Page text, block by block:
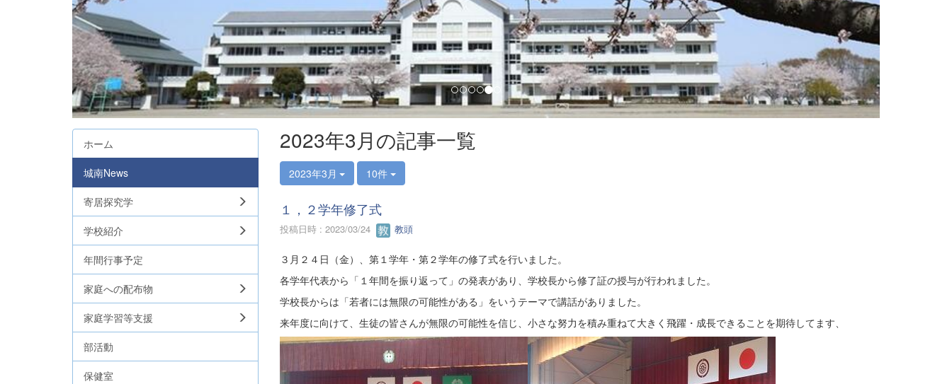
2023年3月の記事一覧
2023年3月 10件
１，２学年修了式
投稿日時 : 2023/03/24 教頭
３月２４日（金）、第１学年・第２学年の修了式を行いました。
各学年代表から「１年間を振り返って」の発表があり、学校長から修了証の授与が行われました。
学校長からは「若者には無限の可能性がある」をいうテーマで講話がありました。
来年度に向けて、生徒の皆さんが無限の可能性を信じ、小さな努力を積み重ねて大きく飛躍・成長できることを期待してます、
ホーム
城南News
寄居探究学
学校紹介
年間行事予定
家庭への配布物
家庭学習等支援
部活動
保健室